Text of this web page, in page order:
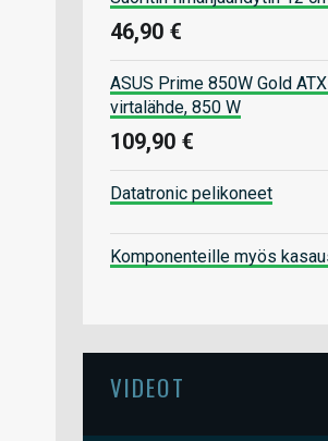
46,90 €
ASUS Prime 850W Gold
virtalähde, 850 W
109,90 €
Datatronic pelikoneet
Komponenteille myös
VIDEOT